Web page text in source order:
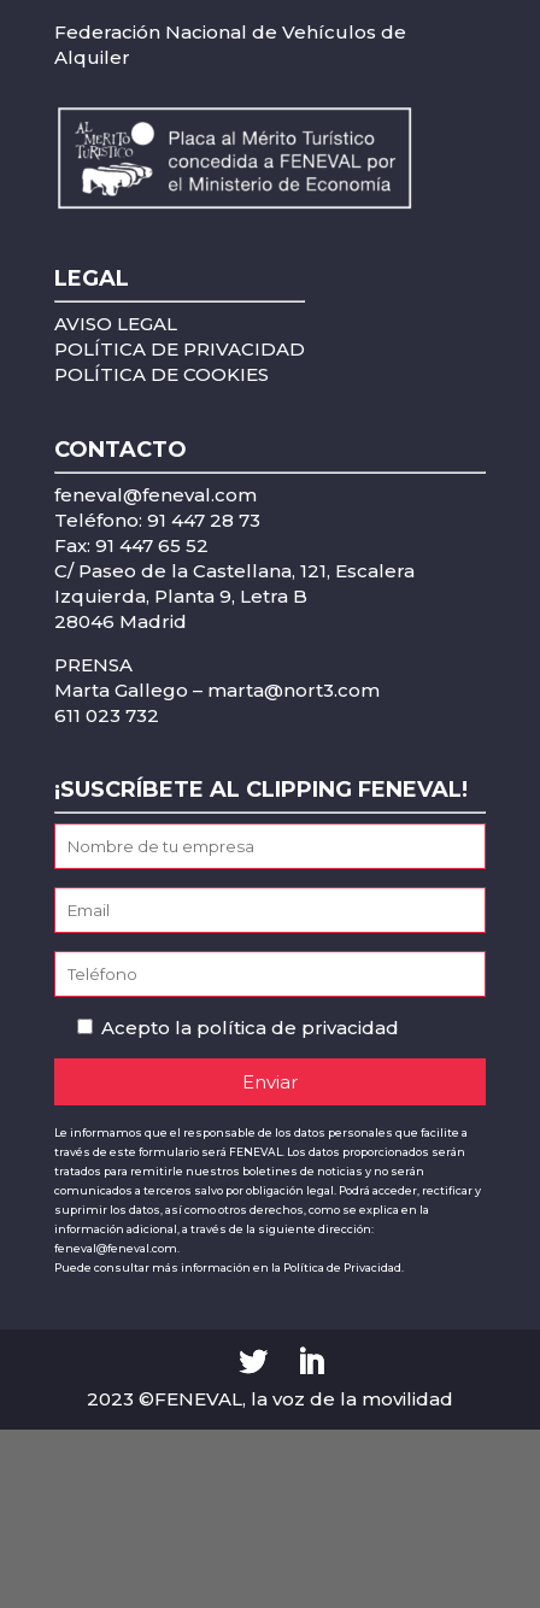
Federación Nacional de Vehículos de
Alquiler
LEGAL
AVISO LEGAL
POLÍTICA DE PRIVACIDAD
POLÍTICA DE COOKIES
CONTACTO
feneval@feneval.com
Teléfono: 91 447 28 73
Fax: 91 447 65 52
C/ Paseo de la Castellana, 121, Escalera
Izquierda, Planta 9, Letra B
28046 Madrid
PRENSA
Marta Gallego – marta@nort3.com
611 023 732
¡SUSCRÍBETE AL CLIPPING FENEVAL!
Acepto la política de privacidad
Le informamos que el responsable de los datos personales que facilite a
través de este formulario será FENEVAL. Los datos proporcionados serán
tratados para remitirle nuestros boletines de noticias y no serán
comunicados a terceros salvo por obligación legal. Podrá acceder, rectificar y
suprimir los datos, así como otros derechos, como se explica en la
información adicional, a través de la siguiente dirección:
feneval@feneval.com.
Puede consultar más información en la Política de Privacidad.
2023 ©FENEVAL, la voz de la movilidad